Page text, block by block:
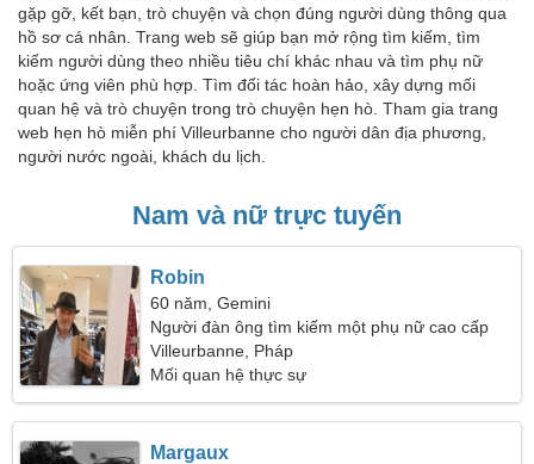
gặp gỡ, kết bạn, trò chuyện và chọn đúng người dùng thông qua
hồ sơ cá nhân. Trang web sẽ giúp bạn mở rộng tìm kiếm, tìm
kiếm người dùng theo nhiều tiêu chí khác nhau và tìm phụ nữ
hoặc ứng viên phù hợp. Tìm đối tác hoàn hảo, xây dựng mối
quan hệ và trò chuyện trong trò chuyện hẹn hò. Tham gia trang
web hẹn hò miễn phí Villeurbanne cho người dân địa phương,
người nước ngoài, khách du lịch.
Nam và nữ trực tuyến
Robin
60 năm, Gemini
Người đàn ông tìm kiếm một phụ nữ cao cấp
Villeurbanne, Pháp
Mối quan hệ thực sự
Margaux